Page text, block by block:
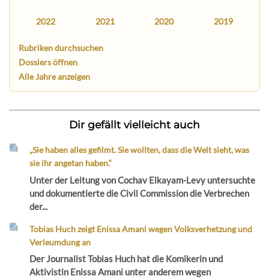
2022 2021 2020 2019
Rubriken durchsuchen
Dossiers öffnen
Alle Jahre anzeigen
Dir gefällt vielleicht auch
„Sie haben alles gefilmt. Sie wollten, dass die Welt sieht, was
sie ihr angetan haben.“
Unter der Leitung von Cochav Elkayam-Levy untersuchte
und dokumentierte die Civil Commission die Verbrechen
der...
Tobias Huch zeigt Enissa Amani wegen Volksverhetzung und
Verleumdung an
Der Journalist Tobias Huch hat die Komikerin und
Aktivistin Enissa Amani unter anderem wegen